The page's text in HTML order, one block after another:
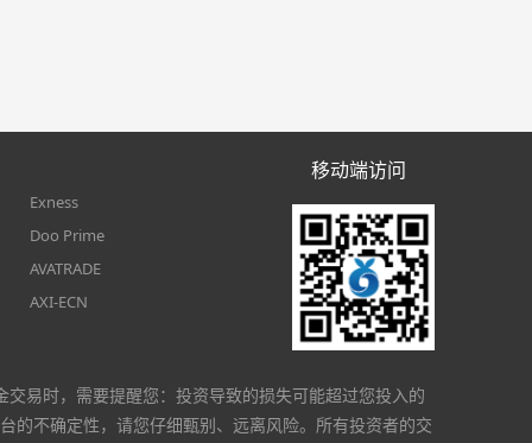
Exness
Doo Prime
AVATRADE
AXI-ECN
移动端访问
易时，需要提醒您：投资导致的损失可能超过您投入的
的不确定性，请您仔细甄别、远离风险。所有投资者的交